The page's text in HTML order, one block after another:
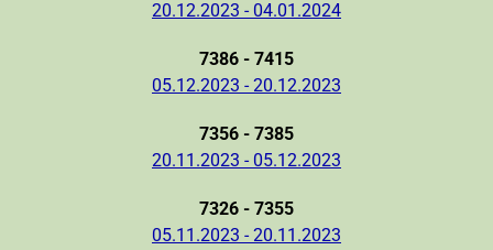
20.12.2023 - 04.01.2024
7386 - 7415
05.12.2023 - 20.12.2023
7356 - 7385
20.11.2023 - 05.12.2023
7326 - 7355
05.11.2023 - 20.11.2023